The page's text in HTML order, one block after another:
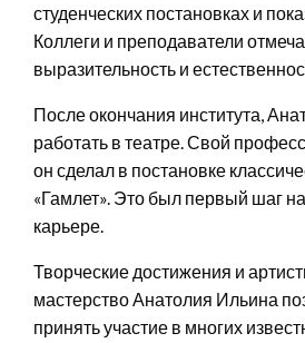
студенческих постановках и
Коллеги и преподаватели
выразительность и
После окончания института,
работать в театре. Свой
он сделал в постановке
«Гамлет». Это был первый шаг
карьере.
Творческие достижения и
мастерство Анатолия Ильина
принять участие в многих